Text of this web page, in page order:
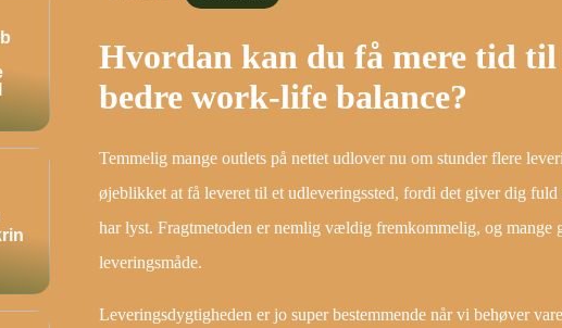
Hvordan kan du få mere tid
bedre work-life balance?
Temmelig mange outlets på nettet udlover nu om stunder flere
øjeblikket at få leveret til et udleveringssted, fordi det giver dig
har lyst. Fragtmetoden er nemlig vældig fremkommelig, og mange
leveringsmåde.
Leveringsdygtigheden er jo super bestemmende når vi behøver